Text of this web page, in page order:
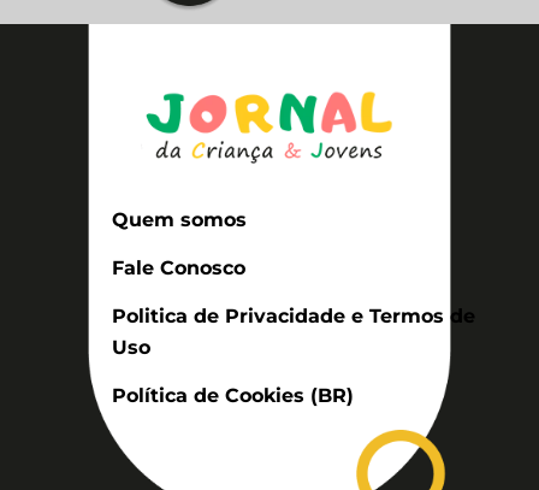
Quem somos
Fale Conosco
Politica de Privacidade e Termos de
Uso
Política de Cookies (BR)